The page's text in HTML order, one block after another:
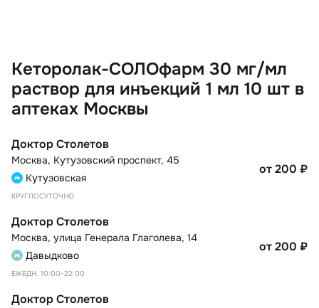
Кеторолак-СОЛОфарм 30 мг/мл
раствор для инъекций 1 мл 10 шт в
аптеках Москвы
Доктор Столетов
Москва, Кутузовский проспект, 45
Кутузовская
КРУГЛОСУТОЧНО
от 200 ₽
Доктор Столетов
Москва, улица Генерала Глаголева, 14
Давыдково
ЕЖЕДН. 10:00-22:00
от 200 ₽
Доктор Столетов